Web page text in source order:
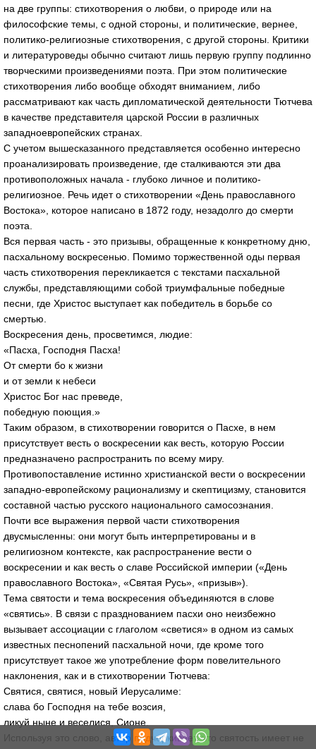
на две группы: стихотворения о любви, о природе или на
философские темы, с одной стороны, и политические, вернее,
политико-религиозные стихотворения, с другой стороны. Критики
и литературоведы обычно считают лишь первую группу подлинно
творческими произведениями поэта. При этом политические
стихотворения либо вообще обходят вниманием, либо
рассматривают как часть дипломатической деятельности Тютчева
в качестве представителя царской России в различных
западноевропейских странах.
С учетом вышесказанного представляется особенно интересно
проанализировать произведение, где сталкиваются эти два
противоположных начала - глубоко личное и политико-
религиозное. Речь идет о стихотворении «День православного
Востока», которое написано в 1872 году, незадолго до смерти
поэта.
Вся первая часть - это призывы, обращенные к конкретному дню,
пасхальному воскресенью. Помимо торжественной оды первая
часть стихотворения перекликается с текстами пасхальной
службы, представляющими собой триумфальные победные
песни, где Христос выступает как победитель в борьбе со
смертью.
Воскресения день, просветимся, людие:
«Пасха, Господня Пасха!
От смерти бо к жизни
и от земли к небеси
Христос Бог нас преведе,
победную поющия.»
Таким образом, в стихотворении говорится о Пасхе, в нем
присутствует весть о воскресении как весть, которую России
предназначено распространить по всему миру.
Противопоставление истинно христианской вести о воскресении
западно-европейскому рационализму и скептицизму, становится
составной частью русского национального самосознания.
Почти все выражения первой части стихотворения
двусмысленны: они могут быть интерпретированы и в
религиозном контексте, как распространение вести о
воскресении и как весть о славе Российской империи («День
православного Востока», «Святая Русь», «призыв»).
Тема святости и тема воскресения объединяются в слове
«святись». В связи с празднованием пасхи оно неизбежно
вызывает ассоциации с глаголом «светися» в одном из самых
известных песнопений пасхальной ночи, где кроме того
присутствует такое же употребление форм повелительного
наклонения, как и в стихотворении Тютчева:
Святися, святися, новый Иерусалиме:
слава бо Господня на тебе возсия,
ликуй ныне и веселися, Сионе.
Используя это слово, автор подчеркивает, что святость имеет не